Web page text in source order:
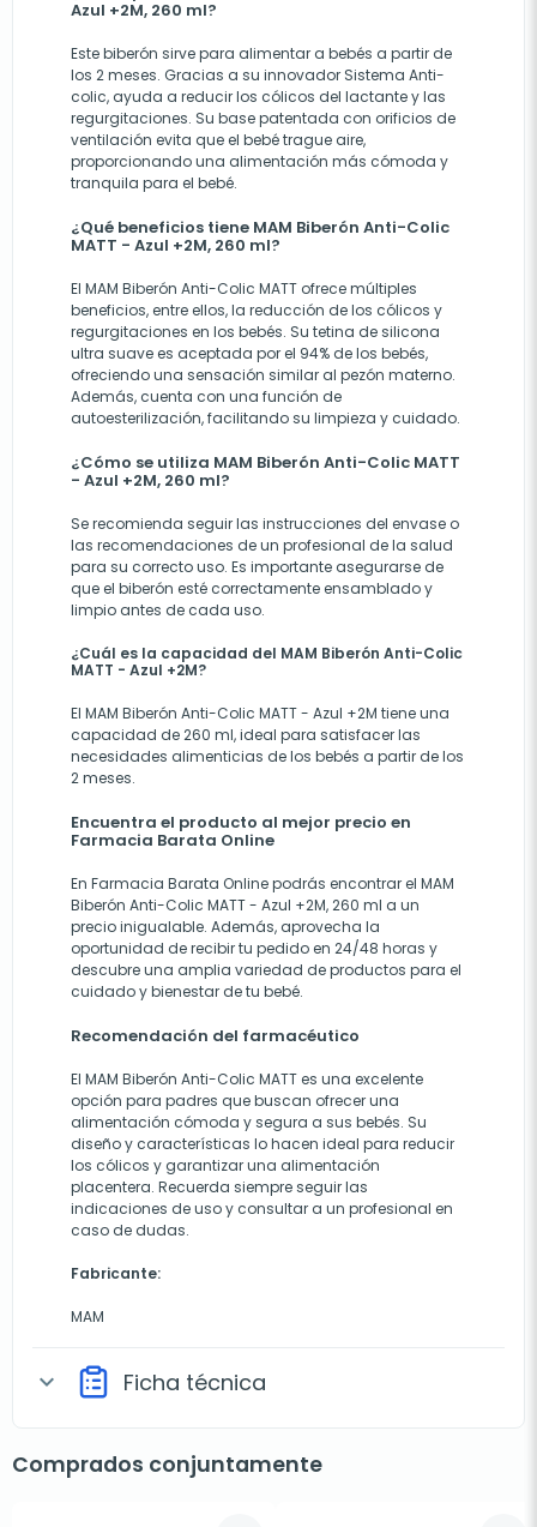
Azul +2M, 260 ml?
Este biberón sirve para alimentar a bebés a partir de
los 2 meses. Gracias a su innovador Sistema Anti-
colic, ayuda a reducir los cólicos del lactante y las
regurgitaciones. Su base patentada con orificios de
ventilación evita que el bebé trague aire,
proporcionando una alimentación más cómoda y
tranquila para el bebé.
¿Qué beneficios tiene MAM Biberón Anti-Colic
MATT - Azul +2M, 260 ml?
El MAM Biberón Anti-Colic MATT ofrece múltiples
beneficios, entre ellos, la reducción de los cólicos y
regurgitaciones en los bebés. Su tetina de silicona
ultra suave es aceptada por el 94% de los bebés,
ofreciendo una sensación similar al pezón materno.
Además, cuenta con una función de
autoesterilización, facilitando su limpieza y cuidado.
¿Cómo se utiliza MAM Biberón Anti-Colic MATT
- Azul +2M, 260 ml?
Se recomienda seguir las instrucciones del envase o
las recomendaciones de un profesional de la salud
para su correcto uso. Es importante asegurarse de
que el biberón esté correctamente ensamblado y
limpio antes de cada uso.
¿Cuál es la capacidad del MAM Biberón Anti-Colic
MATT - Azul +2M?
El MAM Biberón Anti-Colic MATT - Azul +2M tiene una
capacidad de 260 ml, ideal para satisfacer las
necesidades alimenticias de los bebés a partir de los
2 meses.
Encuentra el producto al mejor precio en
Farmacia Barata Online
En Farmacia Barata Onlinepodrás encontrar el MAM
Biberón Anti-Colic MATT - Azul +2M, 260 ml a un
precio inigualable. Además, aprovecha la
oportunidad de recibir tu pedido en 24/48 horas y
descubre una amplia variedad de productos para el
cuidado y bienestar de tu bebé.
Recomendación del farmacéutico
El MAM Biberón Anti-Colic MATT es una excelente
opción para padres que buscan ofrecer una
alimentación cómoda y segura a sus bebés. Su
diseño y características lo hacen ideal para reducir
los cólicos y garantizar una alimentación
placentera. Recuerda siempre seguir las
indicaciones de uso y consultar a un profesional en
caso de dudas.
Fabricante:
MAM
expand_more Ficha técnica
Comprados conjuntamente